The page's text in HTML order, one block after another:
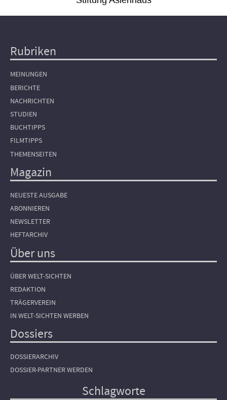
Hauptnavigation
Rubriken
MEINUNGEN
BERICHTE
NACHRICHTEN
STUDIEN
BUCHTIPPS
FILMTIPPS
THEMENSEITEN
Magazin
NEUESTE AUSGABE
ABONNIEREN
NEWSLETTER
HEFTARCHIV
Über uns
ÜBER WELT-SICHTEN
REDAKTION
TRÄGERVEREIN
IN WELT-SICHTEN WERBEN
Dossiers
DOSSIERARCHIV
DOSSIER-PARTNER WERDEN
Schlagworte